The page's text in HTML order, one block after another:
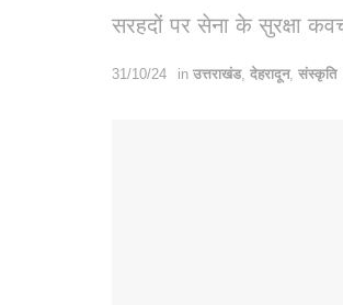
सरहदों पर सेना के सुरक्षा
31/10/24 in उत्तराखंड, देहरादून, संस्कृति